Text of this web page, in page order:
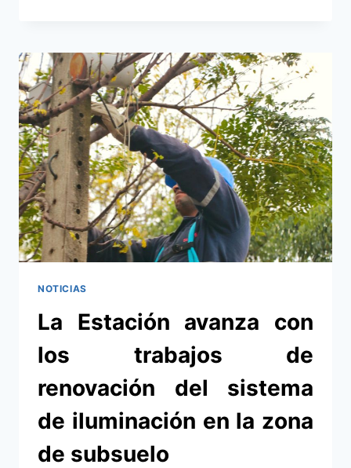
COORDINAN
ACCIONES
EN
FAVOR
DE
LOS
PASAJEROS
NOTICIAS
La Estación avanza con
los trabajos de
renovación del sistema
de iluminación en la zona
de subsuelo